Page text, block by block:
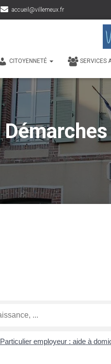
accueil@villemeux.fr
CITOYENNETÉ SERVICES
Particulier employeur : aide à